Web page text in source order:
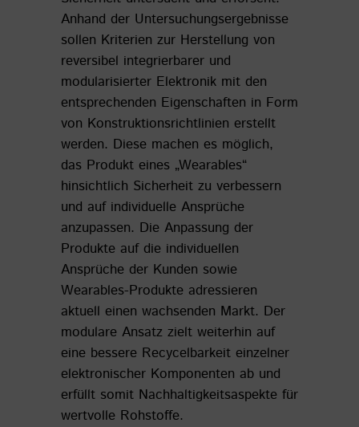
Anhand der Untersuchungsergebnisse
sollen Kriterien zur Herstellung von
reversibel integrierbarer und
modularisierter Elektronik mit den
entsprechenden Eigenschaften in Form
von Konstruktionsrichtlinien erstellt
werden. Diese machen es möglich,
das Produkt eines „Wearables“
hinsichtlich Sicherheit zu verbessern
und auf individuelle Ansprüche
anzupassen. Die Anpassung der
Produkte auf die individuellen
Ansprüche der Kunden sowie
Wearables-Produkte adressieren
aktuell einen wachsenden Markt. Der
modulare Ansatz zielt weiterhin auf
eine bessere Recycelbarkeit einzelner
elektronischer Komponenten ab und
erfüllt somit Nachhaltigkeitsaspekte für
wertvolle Rohstoffe.